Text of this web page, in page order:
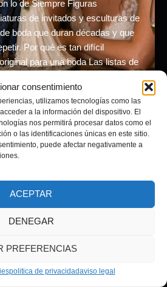
consentimiento
utilizamos tecnologías como las
a la información del dispositivo. El
nos permitirá procesar datos como el
o las identificaciones únicas en este sitio.
puede afectar negativamente a
ACEPTAR
DENEGAR
PREFERENCIAS
politica de privacidadaviso legal
lo de Siempre Figuras
de invitados y esculturas de
boda que duran décadas y que
Por qué es tan difícil
para una boda Las listas de
y condiciones
devoluciones